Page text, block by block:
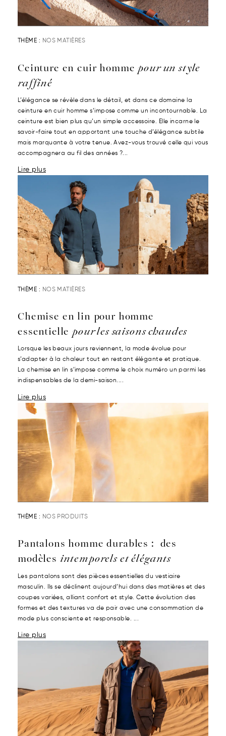
THÈME : NOS MATIÈRES
Ceinture en cuir hommepour un style
raffiné
L’élégance se révèle dans le détail, et dans ce domaine la
ceinture en cuir homme s’impose comme un incontournable. La
ceinture est bien plus qu’un simple accessoire. Elle incarne le
savoir-faire tout en apportant une touche d’élégance subtile
mais marquante à votre tenue. Avez-vous trouvé celle qui vous
accompagnera au fil des années ?...
Lire plus
THÈME : NOS MATIÈRES
Chemise en lin pour homme
essentiellepour les saisons chaudes
Lorsque les beaux jours reviennent, la mode évolue pour
s’adapter à la chaleur tout en restant élégante et pratique.
La chemise en lin s’impose comme le choix numéro un parmi les
indispensables de la demi-saison....
Lire plus
THÈME : NOS PRODUITS
Pantalons homme durables : des
modèles intemporels et élégants
Les pantalons sont des pièces essentielles du vestiaire
masculin. Ils se déclinent aujourd’hui dans des matières et des
coupes variées, alliant confort et style. Cette évolution des
formes et des textures va de pair avec une consommation de
mode plus consciente et responsable. ...
Lire plus